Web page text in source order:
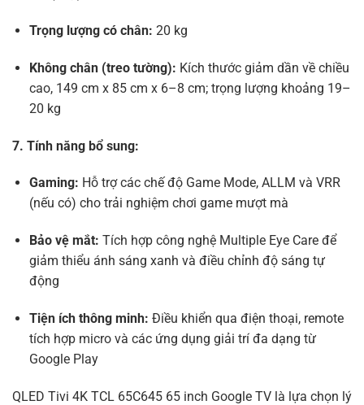
Trọng lượng có chân: 20 kg
Không chân (treo tường): Kích thước giảm dần về chiều
cao, 149 cm x 85 cm x 6–8 cm; trọng lượng khoảng 19–
20 kg
7. Tính năng bổ sung:
Gaming: Hỗ trợ các chế độ Game Mode, ALLM và VRR
(nếu có) cho trải nghiệm chơi game mượt mà
Bảo vệ mắt: Tích hợp công nghệ Multiple Eye Care để
giảm thiểu ánh sáng xanh và điều chỉnh độ sáng tự
động
Tiện ích thông minh: Điều khiển qua điện thoại, remote
tích hợp micro và các ứng dụng giải trí đa dạng từ
Google Play
QLED Tivi 4K TCL 65C645 65 inch Google TV là lựa chọn lý